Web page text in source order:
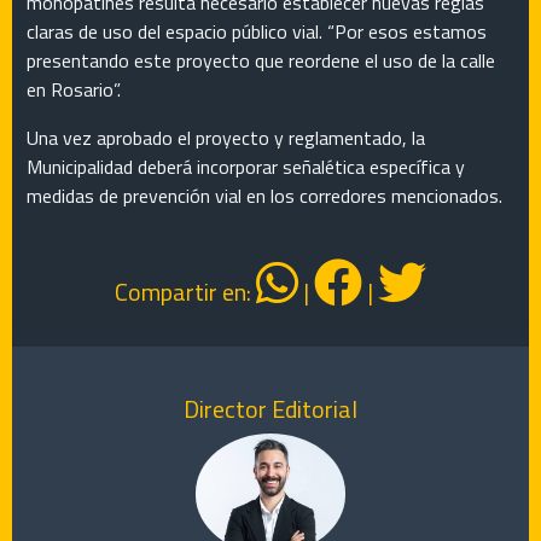
claras de uso del espacio público vial. “Por esos estamos
presentando este proyecto que reordene el uso de la calle
en Rosario”.
Una vez aprobado el proyecto y reglamentado, la
Municipalidad deberá incorporar señalética específica y
medidas de prevención vial en los corredores mencionados.
Compartir en: | |
Director Editorial